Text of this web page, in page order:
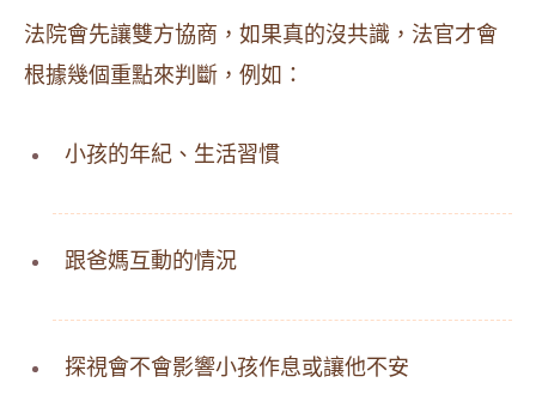
法院會先讓雙方協商，如果真的沒共識，法官才會
根據幾個重點來判斷，例如：
小孩的年紀、生活習慣
跟爸媽互動的情況
探視會不會影響小孩作息或讓他不安